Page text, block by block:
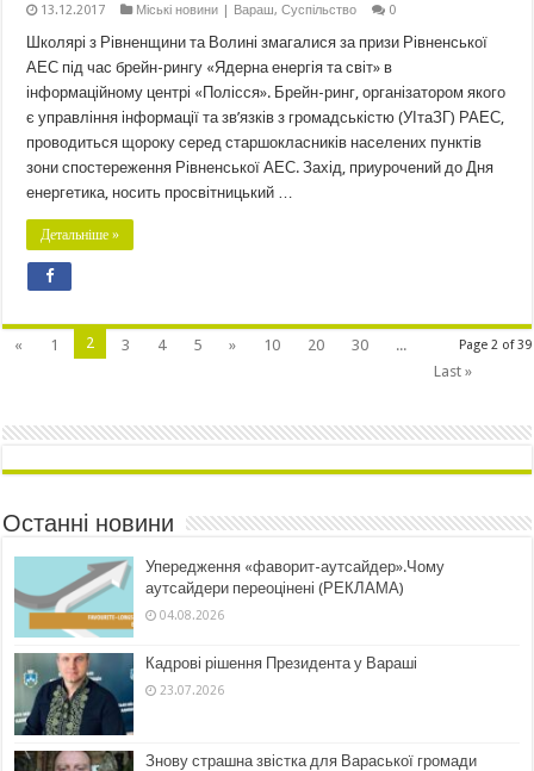
13.12.2017 Міські новини | Вараш,Суспільство 0
Школярі з Рівненщини та Волині змагалися за призи Рівненської
АЕС під час брейн-рингу «Ядерна енергія та світ» в
інформаційному центрі «Полісся». Брейн-ринг, організатором якого
є управління інформації та зв’язків з громадськістю (УІтаЗГ) РАЕС,
проводиться щороку серед старшокласників населених пунктів
зони спостереження Рівненської АЕС. Захід, приурочений до Дня
енергетика, носить просвітницький …
Детальніше »
Page 2 of 39
« 1 2 3 4 5 » 10 20 30
...
Last »
Останні новини
Упередження «фаворит-аутсайдер».Чому
аутсайдери переоцінені (РЕКЛАМА)
04.08.2026
Кадрові рішення Президента у Вараші
23.07.2026
Знову страшна звістка для Вараської громади